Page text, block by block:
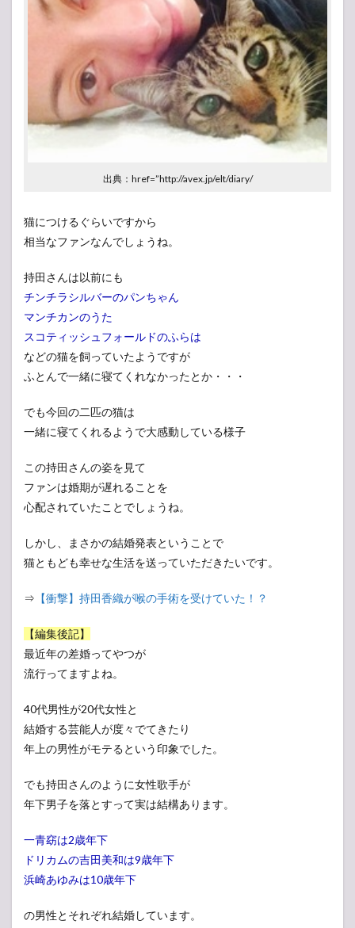
出典：href=”http://avex.jp/elt/diary/
猫につけるぐらいですから
相当なファンなんでしょうね。
持田さんは以前にも
チンチラシルバーのパンちゃん
マンチカンのうた
スコティッシュフォールドのふらは
などの猫を飼っていたようですが
ふとんで一緒に寝てくれなかったとか・・・
でも今回の二匹の猫は
一緒に寝てくれるようで大感動している様子
この持田さんの姿を見て
ファンは婚期が遅れることを
心配されていたことでしょうね。
しかし、まさかの結婚発表ということで
猫ともども幸せな生活を送っていただきたいです。
⇒ 【衝撃】持田香織が喉の手術を受けていた！？
【編集後記】
最近年の差婚ってやつが
流行ってますよね。
40代男性が20代女性と
結婚する芸能人が度々でてきたり
年上の男性がモテるという印象でした。
でも持田さんのように女性歌手が
年下男子を落とすって実は結構あります。
一青窈は2歳年下
ドリカムの吉田美和は9歳年下
浜崎あゆみは10歳年下
の男性とそれぞれ結婚しています。